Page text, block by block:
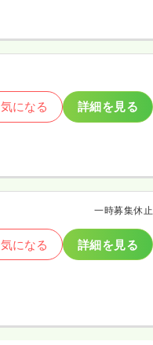
気になる 詳細を見る
一時募集休止
気になる 詳細を見る